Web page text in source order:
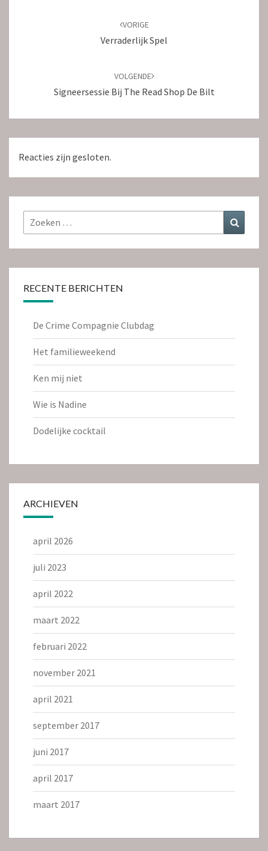
VORIGE
Verraderlijk Spel
VOLGENDE
Signeersessie Bij The Read Shop De Bilt
Reacties zijn gesloten.
Zoeken
naar:
RECENTE BERICHTEN
De Crime Compagnie Clubdag
Het familieweekend
Ken mij niet
Wie is Nadine
Dodelijke cocktail
ARCHIEVEN
april 2026
juli 2023
april 2022
maart 2022
februari 2022
november 2021
april 2021
september 2017
juni 2017
april 2017
maart 2017